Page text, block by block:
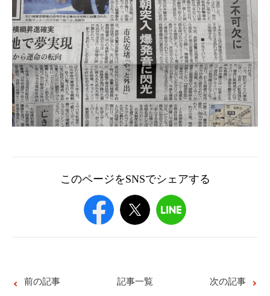
このページをSNSでシェアする
前の記事 記事一覧 次の記事